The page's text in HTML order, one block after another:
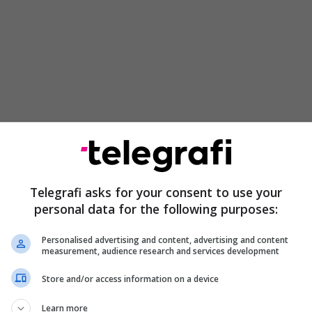
që mbështetet në kujtesën personale shpesh
palimpsest artistik ku ndërthuren përjetimi
kolektive. Libri “Nëpër gjethe kujtimesh” i
pikërisht një formë të tillë shkrimi, ndërkohë
shndërrohet në një panoramë të jetës shoqërore,
të Kosovës në gjysmën e dytë të shekullit
të ndërtuar mbi perspektivën e fëmijërisë,
intelektuale në mërgim, autori krijon një
Telegrafi asks for your consent to use your
personal data for the following purposes:
Personalised advertising and content, advertising and content
measurement, audience research and services development
Store and/or access information on a device
Learn more